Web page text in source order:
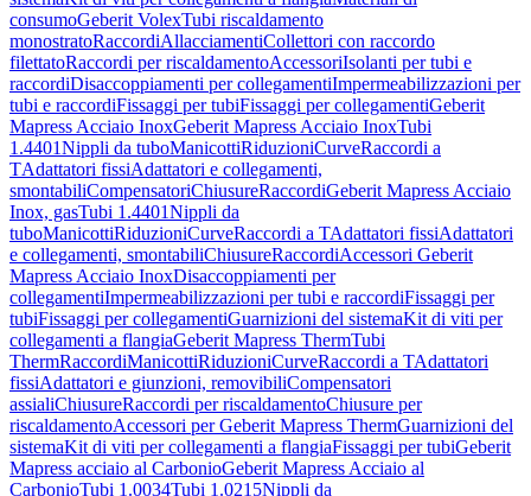
consumoGeberit VolexTubi riscaldamento
monostratoRaccordiAllacciamentiCollettori con raccordo
filettatoRaccordi per riscaldamentoAccessoriIsolanti per tubi e
raccordiDisaccoppiamenti per collegamentiImpermeabilizzazioni per
tubi e raccordiFissaggi per tubiFissaggi per collegamentiGeberit
Mapress Acciaio InoxGeberit Mapress Acciaio InoxTubi
1.4401Nippli da tuboManicottiRiduzioniCurveRaccordi a
TAdattatori fissiAdattatori e collegamenti,
smontabiliCompensatoriChiusureRaccordiGeberit Mapress Acciaio
Inox, gasTubi 1.4401Nippli da
tuboManicottiRiduzioniCurveRaccordi a TAdattatori fissiAdattatori
e collegamenti, smontabiliChiusureRaccordiAccessori Geberit
Mapress Acciaio InoxDisaccoppiamenti per
collegamentiImpermeabilizzazioni per tubi e raccordiFissaggi per
tubiFissaggi per collegamentiGuarnizioni del sistemaKit di viti per
collegamenti a flangiaGeberit Mapress ThermTubi
ThermRaccordiManicottiRiduzioniCurveRaccordi a TAdattatori
fissiAdattatori e giunzioni, removibiliCompensatori
assialiChiusureRaccordi per riscaldamentoChiusure per
riscaldamentoAccessori per Geberit Mapress ThermGuarnizioni del
sistemaKit di viti per collegamenti a flangiaFissaggi per tubiGeberit
Mapress acciaio al CarbonioGeberit Mapress Acciaio al
CarbonioTubi 1.0034Tubi 1.0215Nippli da